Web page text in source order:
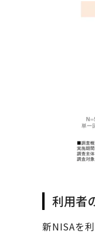
利用者
新NISAを